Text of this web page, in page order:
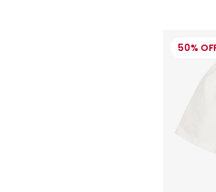
50%